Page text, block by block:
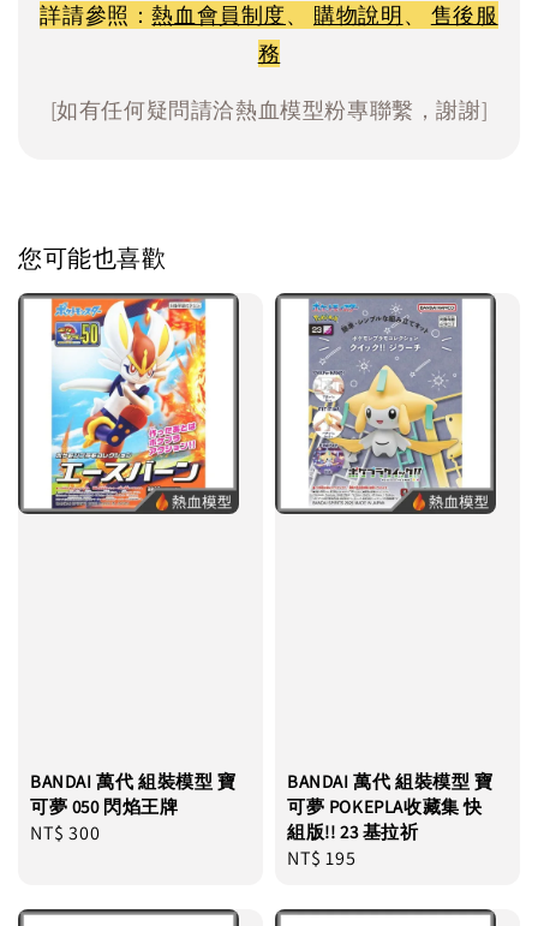
詳請參照：熱血會員制度、 購物說明、 售後服
務
[如有任何疑問請洽熱血模型粉專聯繫，謝謝]
您可能也喜歡
BANDAI 萬代 組裝模型 寶
可夢 050 閃焰王牌
Regular
NT$ 300
BANDAI 萬代 組裝模型 寶
可夢 POKEPLA收藏集 快
組版!! 23 基拉祈
Regular
NT$ 195